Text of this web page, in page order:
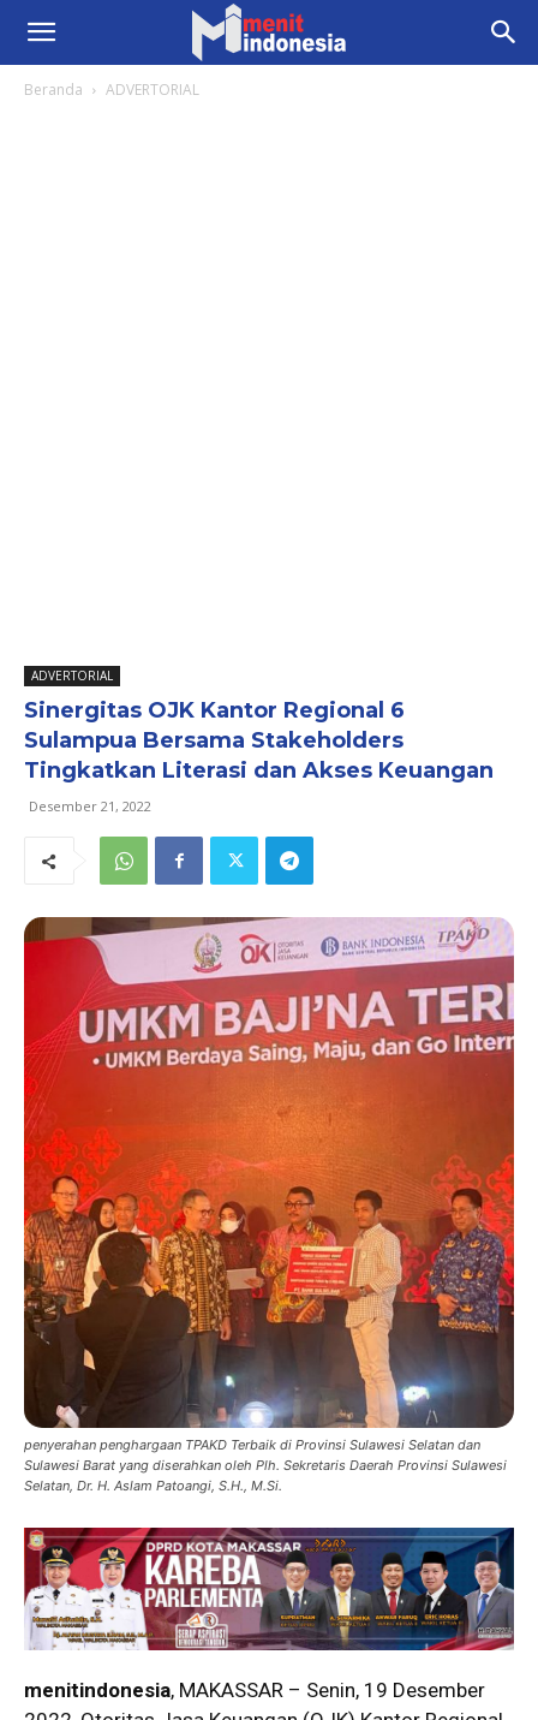
Beranda ADVERTORIAL
ADVERTORIAL
Sinergitas OJK Kantor Regional 6
Sulampua Bersama Stakeholders
Tingkatkan Literasi dan Akses Keuangan
Desember 21, 2022
penyerahan penghargaan TPAKD Terbaik di Provinsi Sulawesi Selatan dan
Sulawesi Barat yang diserahkan oleh Plh. Sekretaris Daerah Provinsi Sulawesi
Selatan, Dr. H. Aslam Patoangi, S.H., M.Si.
menitindonesia, MAKASSAR – Senin, 19 Desember